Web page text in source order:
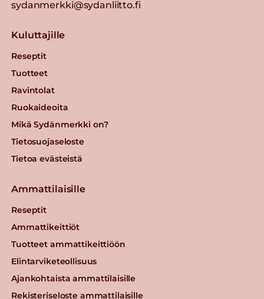
sydanmerkki@sydanliitto.fi
Kuluttajille
Reseptit
Tuotteet
Ravintolat
Ruokaideoita
Mikä Sydänmerkki on?
Tietosuojaseloste
Tietoa evästeistä
Ammattilaisille
Reseptit
Ammattikeittiöt
Tuotteet ammattikeittiöön
Elintarviketeollisuus
Ajankohtaista ammattilaisille
Rekisteriseloste ammattilaisille